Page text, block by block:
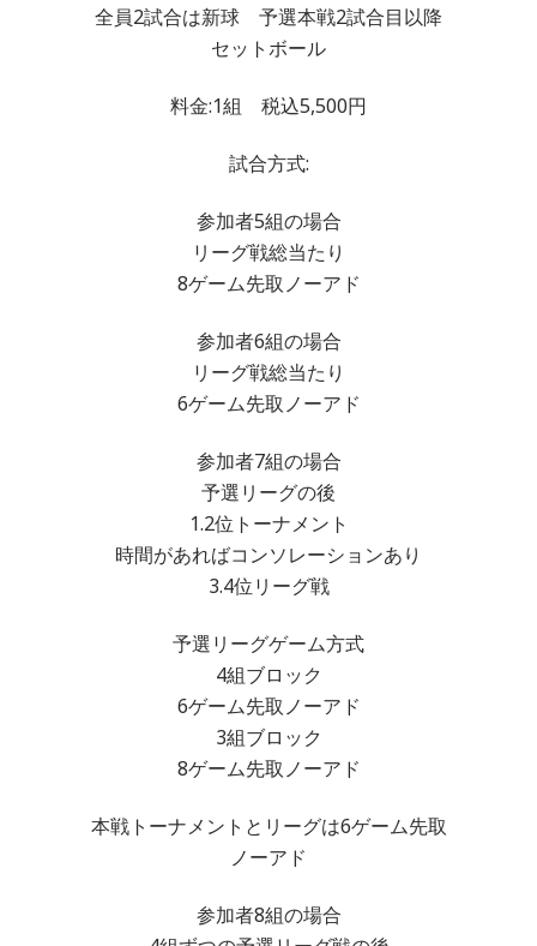
全員2試合は新球 予選本戦2試合目以降
セットボール
料金:1組 税込5,500円
試合方式:
参加者5組の場合
リーグ戦総当たり
8ゲーム先取ノーアド
参加者6組の場合
リーグ戦総当たり
6ゲーム先取ノーアド
参加者7組の場合
予選リーグの後
1.2位トーナメント
時間があればコンソレーションあり
3.4位リーグ戦
予選リーグゲーム方式
4組ブロック
6ゲーム先取ノーアド
3組ブロック
8ゲーム先取ノーアド
本戦トーナメントとリーグは6ゲーム先取
ノーアド
参加者8組の場合